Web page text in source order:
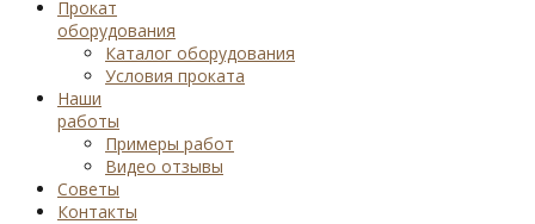
Прокат
оборудования
Каталог оборудования
Условия проката
Наши
работы
Примеры работ
Видео отзывы
Советы
Контакты